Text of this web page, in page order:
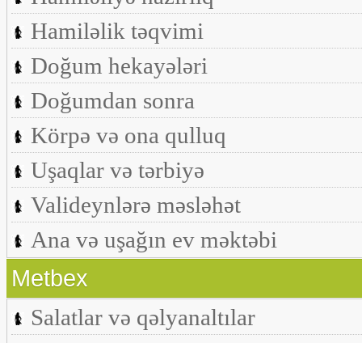
Hamiləlik təqvimi
Doğum hekayələri
Doğumdan sonra
Körpə və ona qulluq
Uşaqlar və tərbiyə
Valideynlərə məsləhət
Ana və uşağın ev məktəbi
Metbex
Salatlar və qəlyanaltılar